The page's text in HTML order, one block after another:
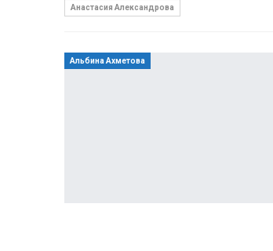
Анастасия Александрова
Альбина Ахметова